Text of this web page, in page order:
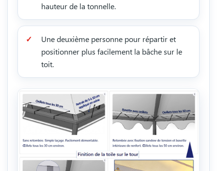
hauteur de la tonnelle.
Une deuxième personne pour répartir et
positionner plus facilement la bâche sur le
toit.